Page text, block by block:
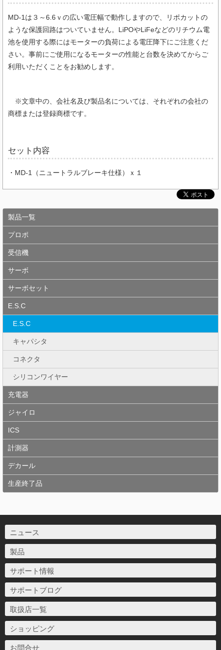
MD-1は３～6.6ｖの広い電圧幅で動作しますので、リポカットの
ような保護回路はついていません。LiPOやLiFeなどのリチウム電
池を使用する際にはモーターの負荷による電圧降下にご注意くだ
さい。事前にご使用になるモーターの性能と台数を決めてからご
利用いただくことをお勧めします。
※文章中の、会社名及び製品名については、それぞれの会社の
商標または登録商標です。
セット内容
・MD-1（ニュートラルブレーキ仕様）ｘ１
製品一覧
プロポ
受信機
サーボ
サーボセット
E.S.C
E.S.C
キャパシタ
コネクタ
シリコンワイヤー
充電器
ジャイロ
ICS
計測器
デカール
生産終了品
ニュース
製品
サポート情報
サポートブログ
取扱店一覧
ショッピング
お問合せ